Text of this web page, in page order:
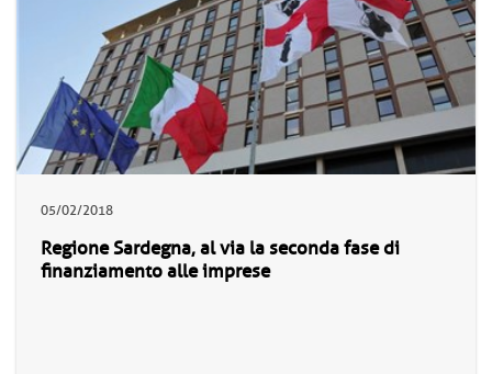
05/02/2018
Regione Sardegna, al via la seconda fase di
finanziamento alle imprese